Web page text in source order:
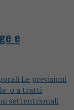
e
Le previsioni
o a tratti
settentrionali